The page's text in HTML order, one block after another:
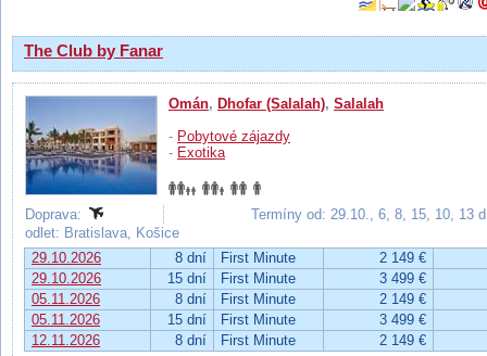
The Club by Fanar
Omán, Dhofar (Salalah), Salalah
- Pobytové zájazdy
- Exotika
Doprava:
Termíny od: 29.10., 6, 8, 15, 10, 13
odlet: Bratislava, Košice
29.10.2026
8 dní First Minute
2 149 €
29.10.2026
15 dní First Minute
3 499 €
05.11.2026
8 dní First Minute
2 149 €
05.11.2026
15 dní First Minute
3 499 €
12.11.2026
8 dní First Minute 2 149 €